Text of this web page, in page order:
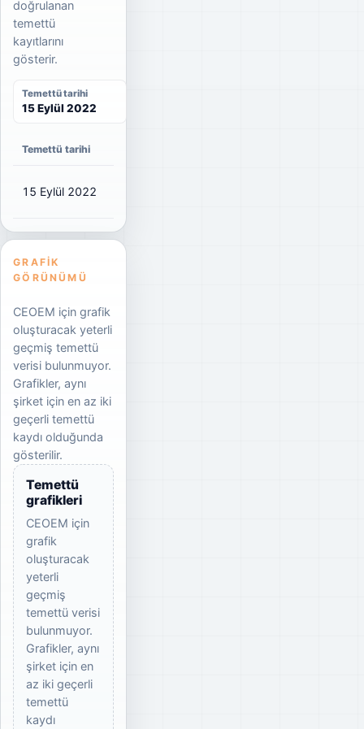
doğrulanan
temettü
kayıtlarını
gösterir.
Temettü tarihi
15 Eylül 2022
Temettü tarihi
15 Eylül 2022
GRAFIK
GÖRÜNÜMÜ
CEOEM için grafik
oluşturacak yeterli
geçmiş temettü
verisi bulunmuyor.
Grafikler, aynı
şirket için en az iki
geçerli temettü
kaydı olduğunda
gösterilir.
Temettü
grafikleri
CEOEM için
grafik
oluşturacak
yeterli
geçmiş
temettü verisi
bulunmuyor.
Grafikler, aynı
şirket için en
az iki geçerli
temettü
kaydı